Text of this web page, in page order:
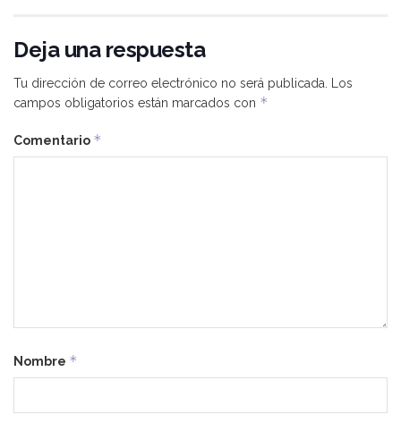
Deja una respuesta
Tu dirección de correo electrónico no será publicada. Los
campos obligatorios están marcados con *
Comentario *
Nombre *